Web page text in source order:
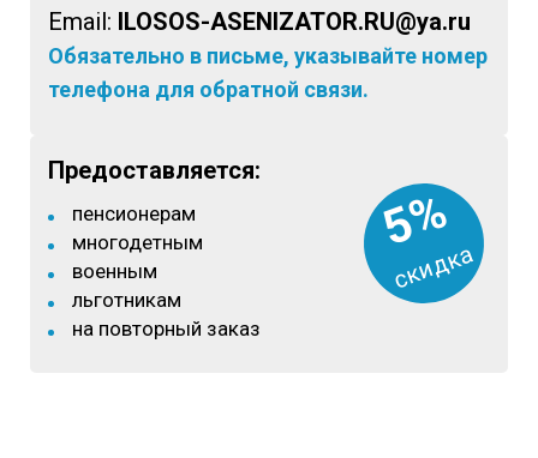
Email: ILOSOS-ASENIZATOR.RU@ya.ru
Обязательно в письме, указывайте номер
телефона для обратной связи.
Предоставляется:
пенсионерам
многодетным
военным
льготникам
на повторный заказ
5%
скидка